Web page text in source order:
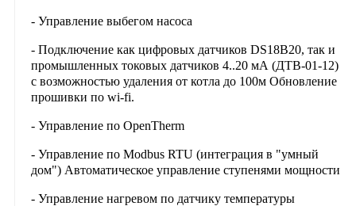
- Управление выбегом насоса
- Подключение как цифровых датчиков DS18B20, так и
промышленных токовых датчиков 4..20 мА (ДТВ-01-12)
с возможностью удаления от котла до 100м Обновление
прошивки по wi-fi.
- Управление по OpenTherm
- Управление по Modbus RTU (интеграция в "умный
дом") Автоматическое управление ступенями мощности
- Управление нагревом по датчику температуры